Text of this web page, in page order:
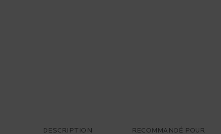
DESCRIPTION RECOMMANDÉ POUR